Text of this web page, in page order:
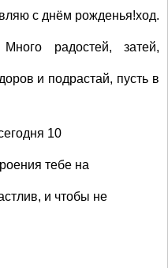
с днём рожденья!ход.
радостей, затей,
и подрастай, пусть в
10
тебе на
и чтобы не